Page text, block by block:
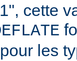
cette
pour les